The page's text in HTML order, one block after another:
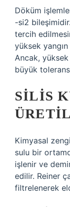
Döküm
-si2
tercih
yüksek
Ancak,
büyük
SILIS
Kimyasal
sulu bir
işlenir ve
edilir. Reiner
filtrelenerek